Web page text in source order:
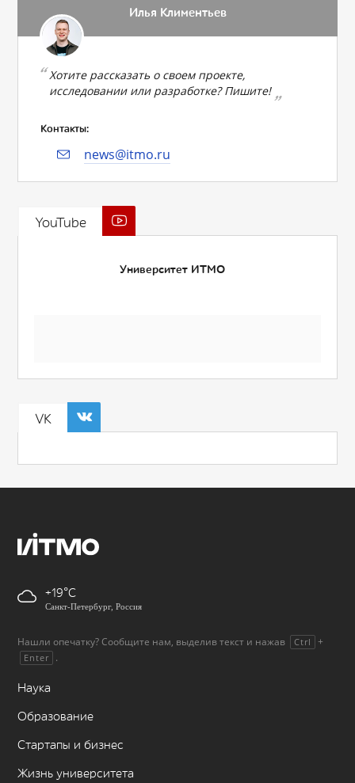
Илья Климентьев
Хотите рассказать о своем проекте,
исследовании или разработке? Пишите!
Контакты:
news@itmo.ru
YouTube
Университет ИТМО
VK
+19
Санкт-Петербург, Россия
Нашли опечатку? Сообщите нам, выделив текст и нажав Ctrl +
Enter .
Наука
Образование
Стартапы и бизнес
Жизнь университета